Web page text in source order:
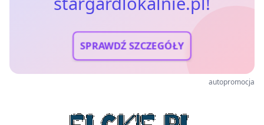
SPRAWDŹ SZCZEGÓŁY
autopromocja